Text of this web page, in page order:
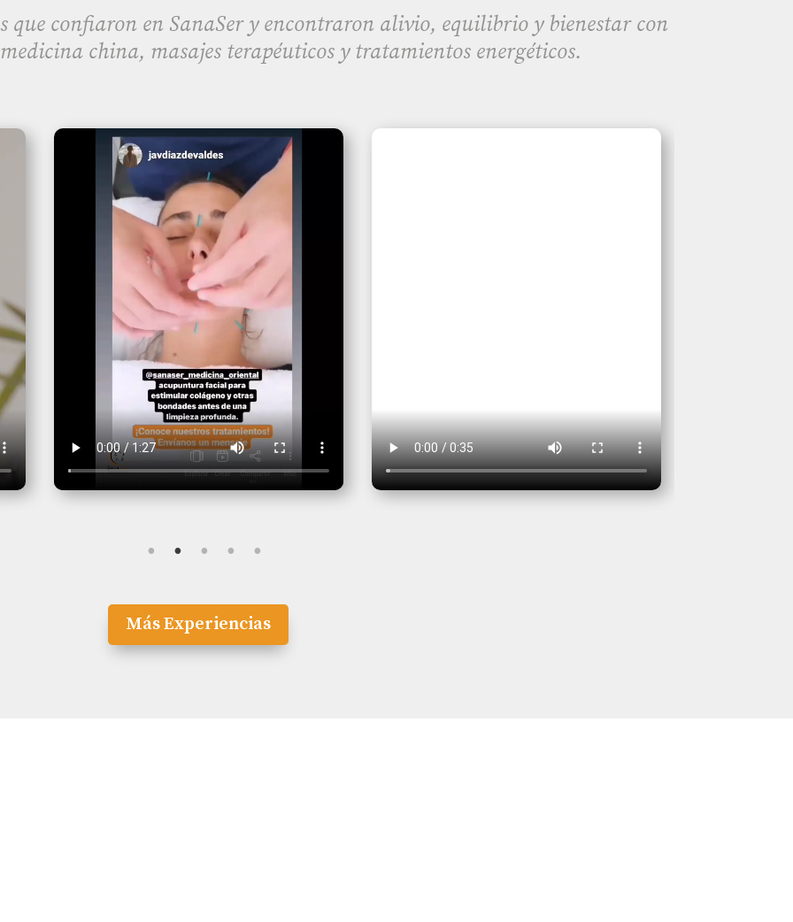
que confiaron en SanaSer y encontraron alivio, equilibrio y bienestar con
china, masajes terapéuticos y tratamientos energéticos.
Más Experiencias